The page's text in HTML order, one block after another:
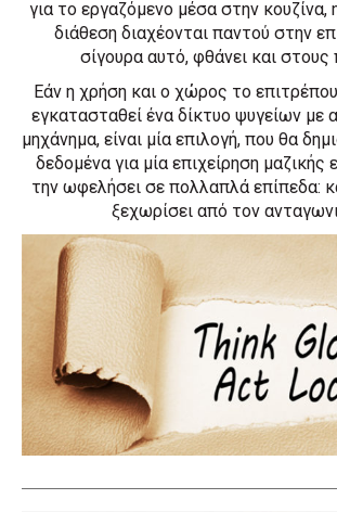
για το εργαζόμενο μέσα στην κουζίνα,
διάθεση διαχέονται παντού στην
σίγουρα αυτό, φθάνει και στους
Εάν η χρήση και ο χώρος το
εγκατασταθεί ένα δίκτυο ψυγείων με
μηχάνημα, είναι μία επιλογή, που θα
δεδομένα για μία επιχείρηση μαζικής
την ωφελήσει σε πολλαπλά επίπεδα:
ξεχωρίσει από τον